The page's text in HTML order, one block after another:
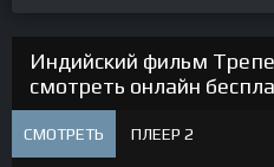
Индийский фильм
смотреть онлайн
СМОТРЕТЬ ПЛЕЕР 2